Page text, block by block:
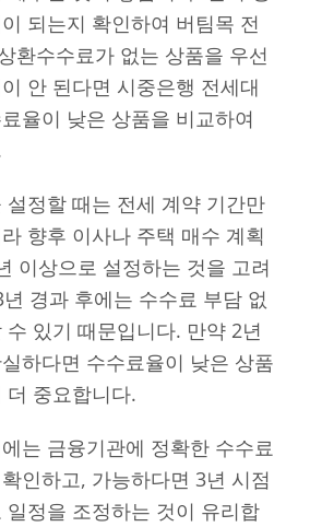
되는지 확인하여 버팀목 전
환수수료가 없는 상품을 우선
안 된다면 시중은행 전세대
율이 낮은 상품을 비교하여
설정할 때는 전세 계약 기간만
향후 이사나 주택 매수 계획
이상으로 설정하는 것을 고려
경과 후에는 수수료 부담 없
있기 때문입니다. 만약 2년
하다면 수수료율이 낮은 상품
더 중요합니다.
는 금융기관에 정확한 수수료
인하고, 가능하다면 3년 시점
일정을 조정하는 것이 유리합